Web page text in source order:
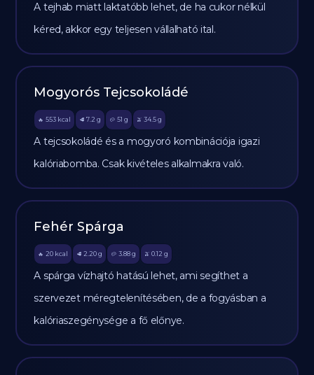
A tejhab miatt laktatóbb lehet, de ha cukor nélkül
kéred, akkor egy teljesen vállalható ital.
Mogyorós Tejcsokoládé
🔥 553 kcal 🥩 7.2 g 🥔 51 g 🫒 34.5 g
A tejcsokoládé és a mogyoró kombinációja igazi
kalóriabomba. Csak kivételes alkalmakra való.
Fehér Spárga
🔥 20 kcal 🥩 2.20 g 🥔 3.88g 🫒 0.12 g
A spárga vízhajtó hatású lehet, ami segíthet a
szervezet méregtelenítésében, de a fogyásban a
kalóriaszegénysége a fő előnye.